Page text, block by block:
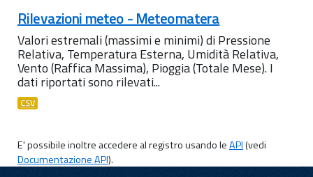
Rilevazioni meteo - Meteomatera
Valori estremali (massimi e minimi) di Pressione
Relativa, Temperatura Esterna, Umidità Relativa,
Vento (Raffica Massima), Pioggia (Totale Mese). I
dati riportati sono rilevati...
CSV
E' possibile inoltre accedere al registro usando leAPI(vedi
Documentazione API).